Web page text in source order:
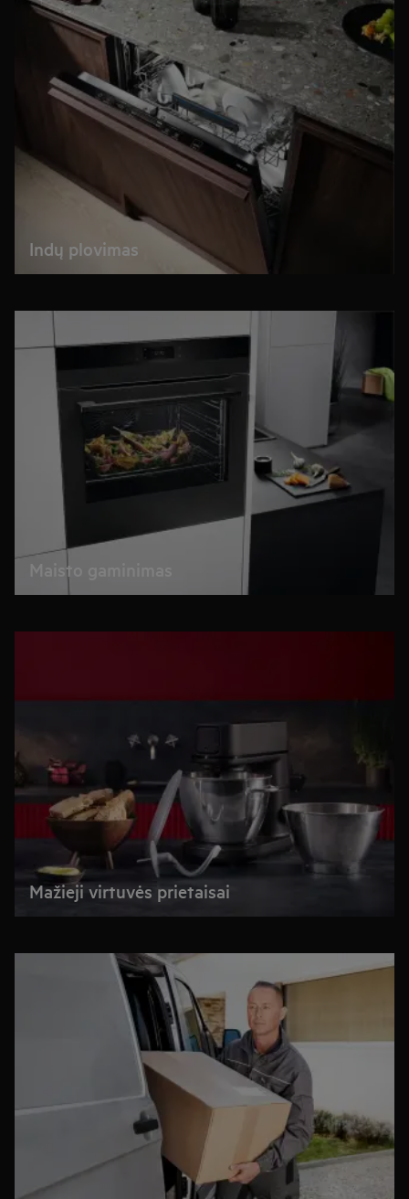
Indų plovimas
Maisto gaminimas
Mažieji virtuvės prietaisai